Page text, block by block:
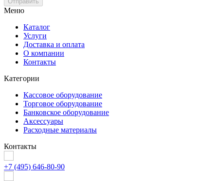
Меню
Каталог
Услуги
Доставка и оплата
О компании
Контакты
Категории
Кассовое оборудование
Торговое оборудование
Банковское оборудование
Аксессуары
Расходные материалы
Контакты
+7 (495) 646-80-90